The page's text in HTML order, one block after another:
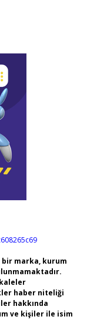
marka, kurum
haber niteliği
hakkında
ve kişiler ile isim